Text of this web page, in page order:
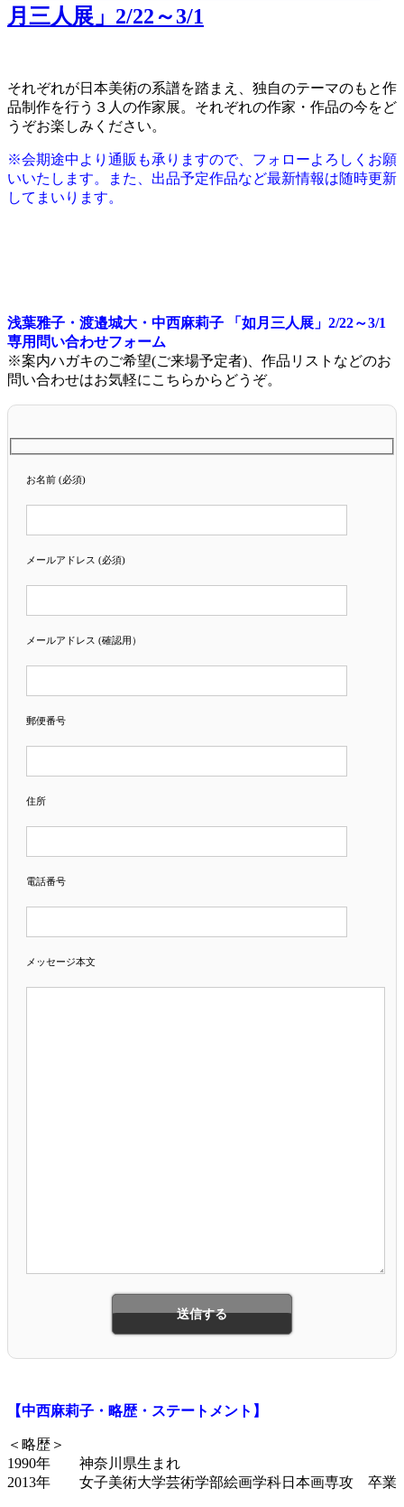
月三人展」2/22～3/1
それぞれが日本美術の系譜を踏まえ、独自のテーマのもと作
品制作を行う３人の作家展。それぞれの作家・作品の今をど
うぞお楽しみください。
※会期途中より通販も承りますので、フォローよろしくお願
いいたします。また、出品予定作品など最新情報は随時更新
してまいります。
浅葉雅子・渡邉城大・中西麻莉子 「如月三人展」2/22～3/1
専用問い合わせフォーム
※案内ハガキのご希望(ご来場予定者)、作品リストなどのお
問い合わせはお気軽にこちらからどうぞ。
お名前 (必須)
メールアドレス (必須)
メールアドレス (確認用）
郵便番号
住所
電話番号
メッセージ本文
【中西麻莉子・略歴・ステートメント】
＜略歴＞
1990年 神奈川県生まれ
2013年 女子美術大学芸術学部絵画学科日本画専攻 卒業